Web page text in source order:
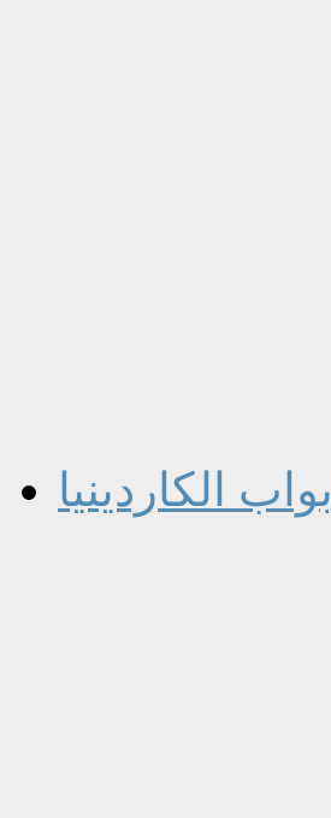
ابواب الكاردينيا